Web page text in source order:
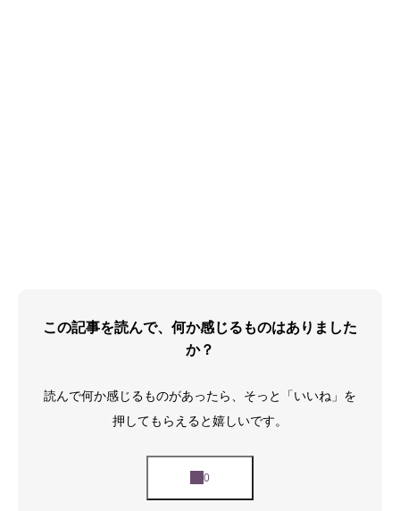
この記事を読んで、何か感じるものはありました
か？
読んで何か感じるものがあったら、そっと「いいね」を
押してもらえると嬉しいです。